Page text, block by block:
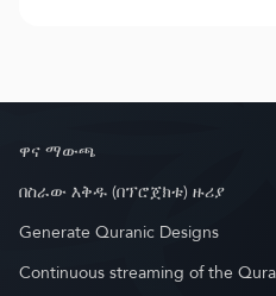
ዋና ማውጫ
በስራው እቅዱ (በፕሮጀክቱ) ዙሪያ
Generate Quranic Designs
Continuous streaming of the